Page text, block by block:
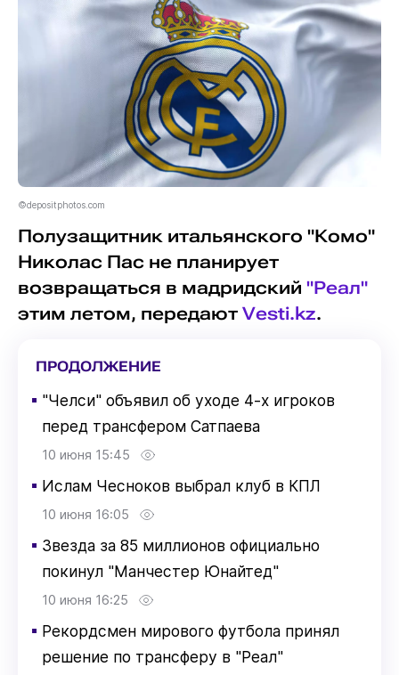
©depositphotos.com
Полузащитник итальянского "Комо"
Николас Пас не планирует
возвращаться в мадридский "Реал"
этим летом, передают Vesti.kz.
ПРОДОЛЖЕНИЕ
▪ "Челси" объявил об уходе 4-х игроков
перед трансфером Сатпаева
10 июня 15:45
▪ Ислам Чесноков выбрал клуб в КПЛ
10 июня 16:05
▪ Звезда за 85 миллионов официально
покинул "Манчестер Юнайтед"
10 июня 16:25
▪ Рекордсмен мирового футбола принял
решение по трансферу в "Реал"